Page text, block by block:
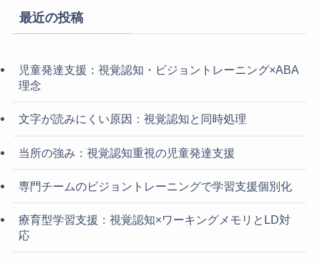
最近の投稿
児童発達支援：視覚認知・ビジョントレーニング×ABA
理念
文字が読みにくい原因：視覚認知と同時処理
当所の強み：視覚認知重視の児童発達支援
専門チームのビジョントレーニングで学習支援個別化
療育型学習支援：視覚認知×ワーキングメモリとLD対
応